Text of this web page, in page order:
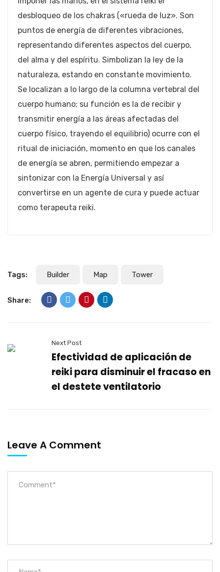
desbloqueo de los chakras («rueda de luz». Son
puntos de energía de diferentes vibraciones,
representando diferentes aspectos del cuerpo,
del alma y del espíritu. Simbolizan la ley de la
naturaleza, estando en constante movimiento.
Se localizan a lo largo de la columna vertebral del
cuerpo humano; su función es la de recibir y
transmitir energía a las áreas afectadas del
cuerpo físico, trayendo el equilibrio) ocurre con el
ritual de iniciación, momento en que los canales
de energía se abren, permitiendo empezar a
sintonizar con la Energía Universal y así
convertirse en un agente de cura y puede actuar
como terapeuta reiki.
Tags: Builder Map Tower
Share:
Next Post
Efectividad de aplicación de
reiki para disminuir el fracaso en
el destete ventilatorio
Leave A Comment